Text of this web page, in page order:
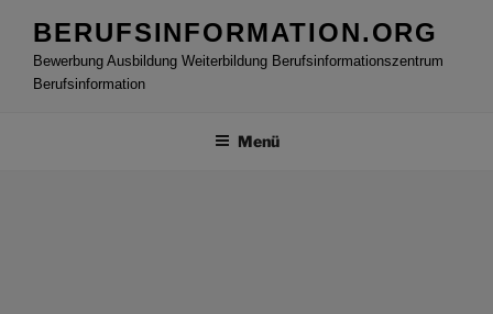
Inhalt
springen
BERUFSINFORMATION.ORG
Bewerbung Ausbildung Weiterbildung Berufsinformationszentrum
Berufsinformation
Menü